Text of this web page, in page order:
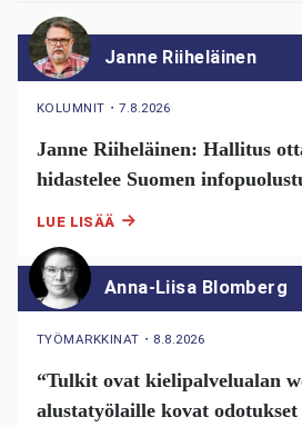
Janne Riiheläinen
KOLUMNIT ・7.8.2026
Janne Riiheläinen: Hallitus
hidastelee Suomen
LUE LISÄÄ
Anna-Liisa Blomberg
TYÖMARKKINAT ・ 8.8.2026
“Tulkit ovat kielipalvelualan
alustatyölaille kovat odotukset